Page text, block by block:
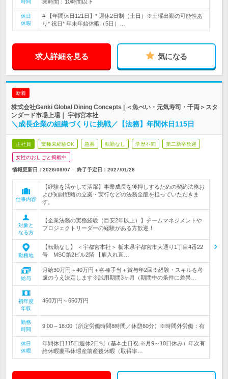
時間
業時間：10時間以下
休日
休暇
# 【年間休日121日】* 週休2日制（土日）※土曜出勤の可能性あ
り* 祝日* 年末年始休暇（5日）…
求人詳細を見る 気になる
新着
株式会社Genki Global Dining Concepts | ＜魚べい・元気寿司・千両＞スタ
ンダード市場上場｜ 宇都宮本社
＼成長企業の組織づくりに挑戦／【法務】年間休日115日
正社員 業種未経験OK 急募 転勤なし 学歴不問 第二新卒歓迎
女性のおしごと掲載中
情報更新日：2026/08/07 終了予定日： 2027/01/28
仕事内容
【経験を活かして活躍】事業成長を後押しするための契約法務お
よび知財戦略の立案・実行などの法務全般を担っていただきま
す。
対象と
なる方
【企業法務の実務経験（目安2年以上）】チームマネジメントや
プロジェクトリーダーの経験がある方歓迎！
勤務地
【転勤なし】 ＜宇都宮本社＞ 栃木県宇都宮市大通り1丁目4番22
号 MSC第2ビル2階 【雇入れ直…
給与
月給30万円～40万円＋各種手当＋賞与年2回※経験・スキルを考
慮のうえ決定します※試用期間3ヶ月（期間中の条件に差異…
初年度
年収
450万円～650万円
勤務
時間
9:00～18:00（所定労働時間8時間／休憩60分）※時間外労働：有
休日
休暇
年間休日115日週休2日制（基本土日祝 ※月9～10日休み）年次有
給休暇慶弔休暇産前産後休暇（取得率…